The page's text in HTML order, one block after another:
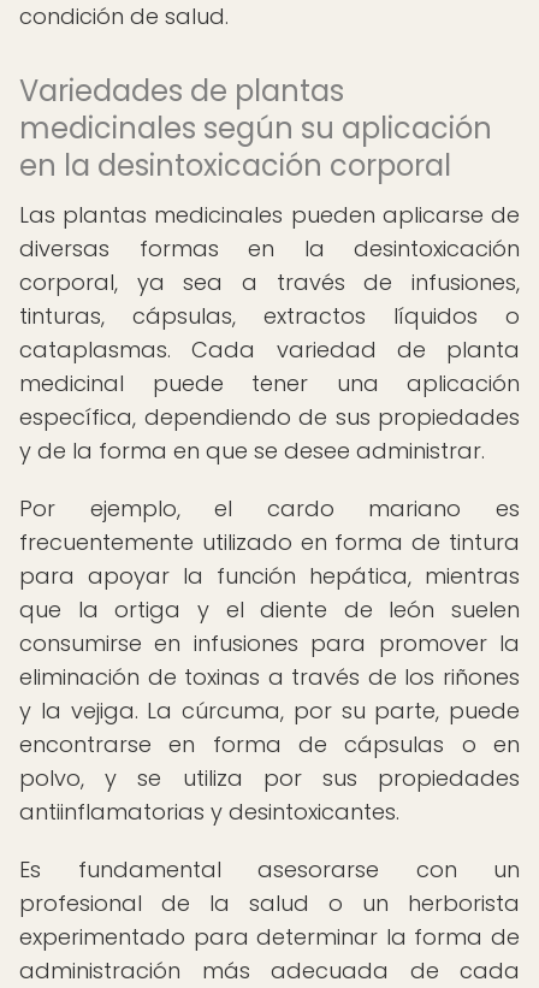
condición de salud.
Variedades de plantas
medicinales según su aplicación
en la desintoxicación corporal
Las plantas medicinales pueden aplicarse de
diversas formas en la desintoxicación
corporal, ya sea a través de infusiones,
tinturas, cápsulas, extractos líquidos o
cataplasmas. Cada variedad de planta
medicinal puede tener una aplicación
específica, dependiendo de sus propiedades
y de la forma en que se desee administrar.
Por ejemplo, el cardo mariano es
frecuentemente utilizado en forma de tintura
para apoyar la función hepática, mientras
que la ortiga y el diente de león suelen
consumirse en infusiones para promover la
eliminación de toxinas a través de los riñones
y la vejiga. La cúrcuma, por su parte, puede
encontrarse en forma de cápsulas o en
polvo, y se utiliza por sus propiedades
antiinflamatorias y desintoxicantes.
Es fundamental asesorarse con un
profesional de la salud o un herborista
experimentado para determinar la forma de
administración más adecuada de cada